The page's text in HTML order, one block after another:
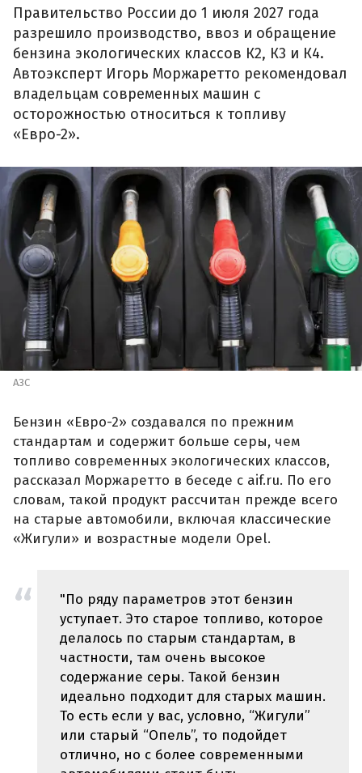
Правительство России до 1 июля 2027 года
разрешило производство, ввоз и обращение
бензина экологических классов К2, К3 и К4.
Автоэксперт Игорь Моржаретто рекомендовал
владельцам современных машин с
осторожностью относиться к топливу
«Евро-2».
АЗС
Бензин «Евро-2» создавался по прежним
стандартам и содержит больше серы, чем
топливо современных экологических классов,
рассказал Моржаретто в беседе с aif.ru. По его
словам, такой продукт рассчитан прежде всего
на старые автомобили, включая классические
«Жигули» и возрастные модели Opel.
"По ряду параметров этот бензин
уступает. Это старое топливо, которое
делалось по старым стандартам, в
частности, там очень высокое
содержание серы. Такой бензин
идеально подходит для старых машин.
То есть если у вас, условно, “Жигули”
или старый “Опель”, то подойдет
отлично, но с более современными